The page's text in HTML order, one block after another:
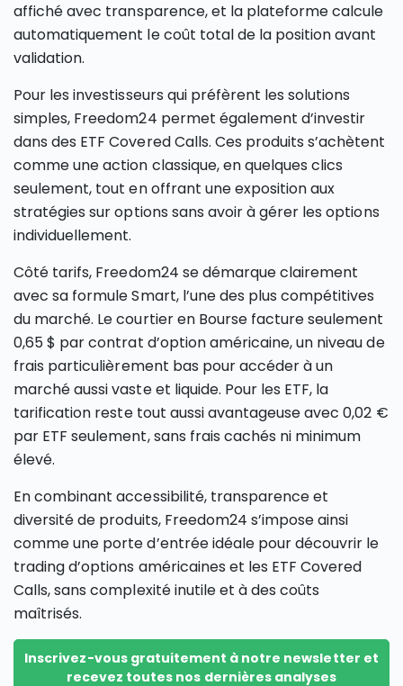
affiché avec transparence, et la plateforme calcule
automatiquement le coût total de la position avant
validation.
Pour les investisseurs qui préfèrent les solutions
simples, Freedom24 permet également d’investir
dans des ETF Covered Calls. Ces produits s’achètent
comme une action classique, en quelques clics
seulement, tout en offrant une exposition aux
stratégies sur options sans avoir à gérer les options
individuellement.
Côté tarifs, Freedom24 se démarque clairement
avec sa formule Smart, l’une des plus compétitives
du marché. Le courtier en Bourse facture seulement
0,65 $ par contrat d’option américaine, un niveau de
frais particulièrement bas pour accéder à un
marché aussi vaste et liquide. Pour les ETF, la
tarification reste tout aussi avantageuse avec 0,02 €
par ETF seulement, sans frais cachés ni minimum
élevé.
En combinant accessibilité, transparence et
diversité de produits, Freedom24 s’impose ainsi
comme une porte d’entrée idéale pour découvrir le
trading d’options américaines et les ETF Covered
Calls, sans complexité inutile et à des coûts
maîtrisés.
Inscrivez-vous gratuitement à notre newsletter et
recevez toutes nos dernières analyses